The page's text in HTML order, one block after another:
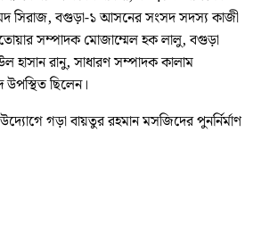
সিরাজ, বগুড়া-১ আসনের সংসদ সদস্য কাজী
সম্পাদক মোজাম্মেল হক লালু, বগুড়া
হাসান রানু, সাধারণ সম্পাদক কালাম
ছিলেন।
গড়া বায়তুর রহমান মসজিদের পুনর্নির্মাণ